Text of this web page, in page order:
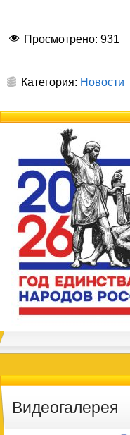
Просмотрено: 931
Категория: Новости
Видеогалерея